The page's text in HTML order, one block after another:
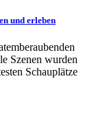
und erleben
Szenen wurden
Schauplätze